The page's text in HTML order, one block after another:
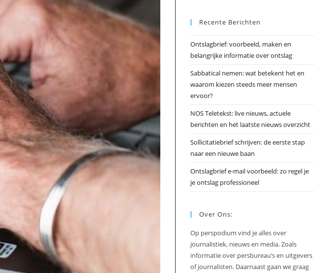
Recente Berichten
Ontslagbrief: voorbeeld, maken en
belangrijke informatie over ontslag
Sabbatical nemen: wat betekent het en
waarom kiezen steeds meer mensen
ervoor?
NOS Teletekst: live nieuws, actuele
berichten en het laatste nieuws overzicht
Sollicitatiebrief schrijven: de eerste stap
naar een nieuwe baan
Ontslagbrief e-mail voorbeeld: zo regel je
je ontslag professioneel
Over Ons:
Op perspodium vind je alles over
journalistiek, nieuws en media. Zoals
informatie over persbureau’s en uitgevers
of journalisten. Daarnaast gaan we graag